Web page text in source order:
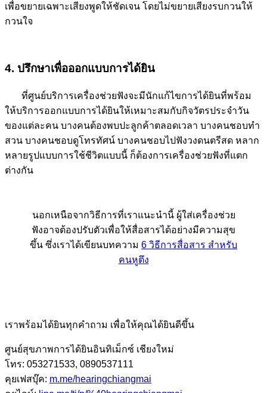
เพื่อขยายเฉพาะเสียงพูดให้ชัดเจน โดยไม่ขยายเสียงรบกวนให้
กวนใจ
4. ปรึกษาเพื่อออกแบบการได้ยิน
ที่ศูนย์บริการเครื่องช่วยฟังจะมีนักแก้ไขการได้ยินที่พร้อม
ให้บริการออกแบบการได้ยินให้เหมาะสมกับกิจวัตรประจำวัน
ของแต่ละคน บางคนต้องพบปะลูกค้าตลอดเวลา บางคนชอบทำ
สวน บางคนชอบดูโทรทัศน์ บางคนชอบไปฟังวงดนตรีสด หลาก
หลายรูปแบบการใช้ชีวิตแบบนี้ ก็ต้องการเครื่องช่วยฟังที่แตก
ต่างกัน
นอกเหนือจากวิธีการที่เราแนะนำนี้ ผู้ใส่เครื่องช่วย
ฟังอาจต้องปรับตัวเพื่อให้สื่อสารได้อย่างมีความสุข
ขึ้น ซึ่งเราได้เขียนบทความ 6 วิธีการสื่อสาร สำหรับ
คนหูตึง
เราพร้อมได้ยินทุกคำถาม เพื่อให้คุณได้ยินดีขึ้น
ศูนย์สุขภาพการได้ยินอินทิเม็กซ์ เชียงใหม่
โทร: 053271533, 0890537111
คุยเฟสบุ๊ค: m.me/hearingchiangmai